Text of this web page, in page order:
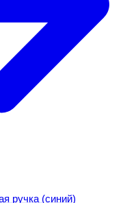
(синий)